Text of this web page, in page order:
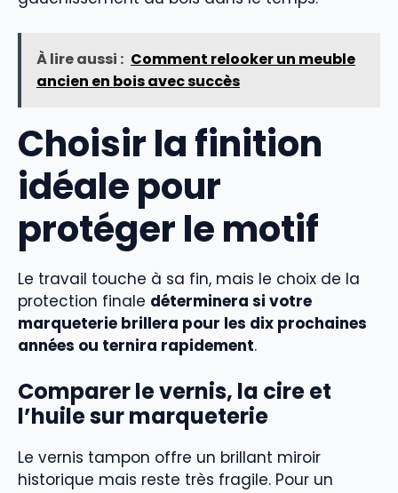
À lire aussi : Comment relooker un meuble
ancien en bois avec succès
Choisir la finition
idéale pour
protéger le motif
Le travail touche à sa fin, mais le choix de la
protection finale déterminera si votre
marqueterie brillera pour les dix prochaines
années ou ternira rapidement.
Comparer le vernis, la cire et
l’huile sur marqueterie
Le vernis tampon offre un brillant miroir
historique mais reste très fragile. Pour un